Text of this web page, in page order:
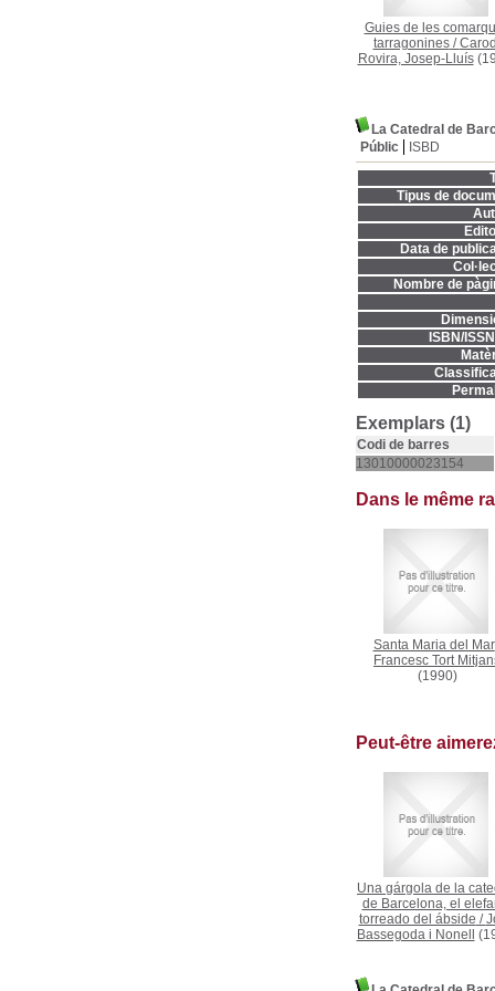
Guies de les
tarragonines/
Rovira, Josep-Lluís
La Catedral de
Públic
ISBD
Tipus de
Data de
Nombre de
ISBN/
Exemplars (1)
Codi de barres
13010000023154
Dans le même
Santa Maria del Mar
Francesc Tort
(1990)
Peut-être
Una gárgola de la
de Barcelona, el
torreado del ábside /
Bassegoda i Nonell